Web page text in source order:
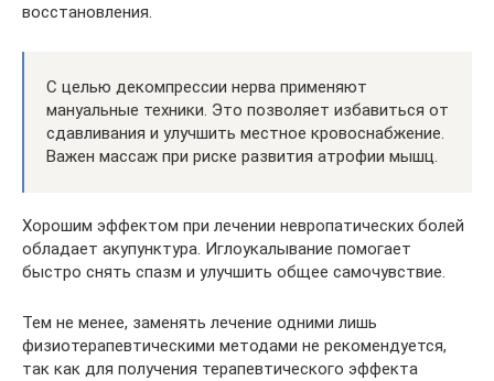
восстановления.
С целью декомпрессии нерва применяют
мануальные техники. Это позволяет избавиться от
сдавливания и улучшить местное кровоснабжение.
Важен массаж при риске развития атрофии мышц.
Хорошим эффектом при лечении невропатических болей
обладает акупунктура. Иглоукалывание помогает
быстро снять спазм и улучшить общее самочувствие.
Тем не менее, заменять лечение одними лишь
физиотерапевтическими методами не рекомендуется,
так как для получения терапевтического эффекта